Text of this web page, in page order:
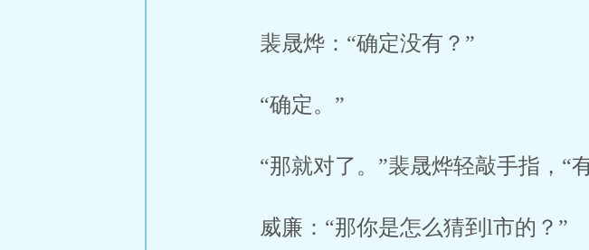
裴晟烨：“确定没有？”
“确定。”
“那就对了。”裴晟烨轻敲手指，“
威廉：“那你是怎么猜到l市的？”